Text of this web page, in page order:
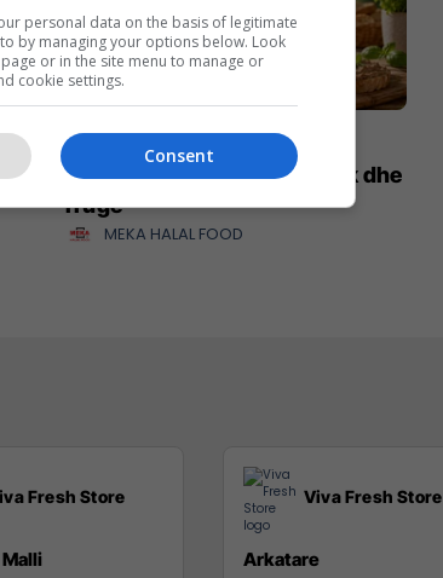
Pashtetat MEKA - zgjedhje
praktike për mëngjes, piknik dhe
rrugë
MEKA HALAL FOOD
Fresh Store Viva Fresh Store
Arkatare
personal data on the basis of legitimate
by managing your options below. Look
or in the site menu to manage or
cookie settings.
Consent